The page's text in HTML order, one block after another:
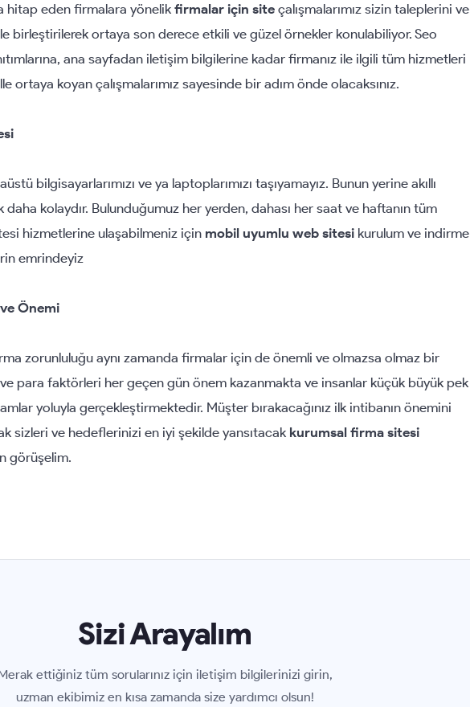
hitap eden firmalara yönelik firmalar için site çalışmalarımız sizin taleplerini ve
birleştirilerek ortaya son derece etkili ve güzel örnekler konulabiliyor. Seo
ana sayfadan iletişim bilgilerine kadar firmanız ile ilgili tüm hizmetleri
ortaya koyan çalışmalarımız sayesinde bir adım önde olacaksınız.
bilgisayarlarımızı ve ya laptoplarımızı taşıyamayız. Bunun yerine akıllı
daha kolaydır. Bulunduğumuz her yerden, dahası her saat ve haftanın tüm
hizmetlerine ulaşabilmeniz için mobil uyumlu web sitesi kurulum ve indirme
emrindeyiz
Önemi
zorunluluğu aynı zamanda firmalar için de önemli ve olmazsa olmaz bir
para faktörleri her geçen gün önem kazanmakta ve insanlar küçük büyük pek
yoluyla gerçekleştirmektedir. Müşter bırakacağınız ilk intibanın önemini
sizleri ve hedeflerinizi en iyi şekilde yansıtacak kurumsal firma sitesi
görüşelim.
Sizi Arayalım
ettiğiniz tüm sorularınız için iletişim bilgilerinizi girin,
uzman ekibimiz en kısa zamanda size yardımcı olsun!